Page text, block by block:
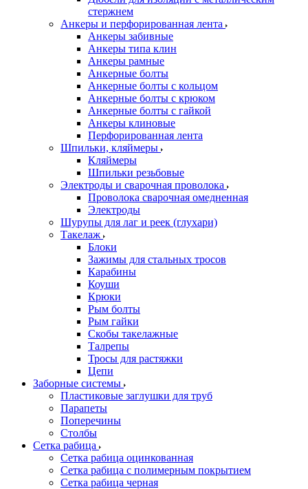
стержнем
Анкеры и перфорированная лента
Анкеры забивные
Анкеры типа клин
Анкеры рамные
Анкерные болты
Анкерные болты с кольцом
Анкерные болты с крюком
Анкерные болты с гайкой
Анкеры клиновые
Перфорированная лента
Шпильки, кляймеры
Кляймеры
Шпильки резьбовые
Электроды и сварочная проволока
Проволока сварочная омедненная
Электроды
Шурупы для лаг и реек (глухари)
Такелаж
Блоки
Зажимы для стальных тросов
Карабины
Коуши
Крюки
Рым болты
Рым гайки
Скобы такелажные
Талрепы
Тросы для растяжки
Цепи
Заборные системы
Пластиковые заглушки для труб
Парапеты
Поперечины
Столбы
Сетка рабица
Сетка рабица оцинкованная
Сетка рабица с полимерным покрытием
Сетка рабица черная